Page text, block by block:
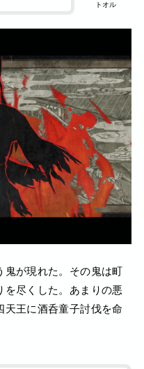
トオル
鬼が現れた。その鬼は町
を尽くした。あまりの悪
天王に酒呑童子討伐を命